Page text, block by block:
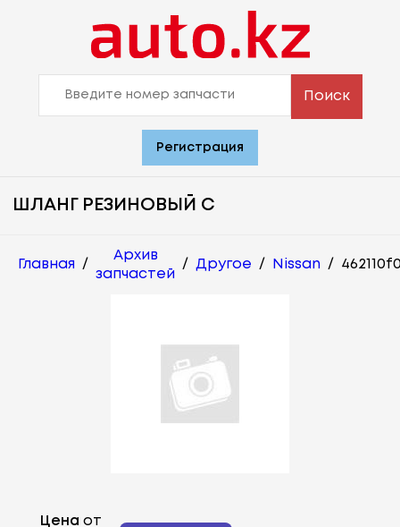
Поиск
Регистрация
ШЛАНГ РЕЗИНОВЫЙ С
Главная /
Архив
запчастей
/ Другое / Nissan /
Цена от